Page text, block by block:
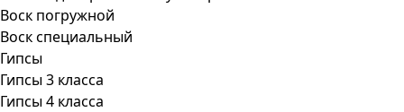
Воск погружной
Воск специальный
Гипсы
Гипсы 3 класса
Гипсы 4 класса